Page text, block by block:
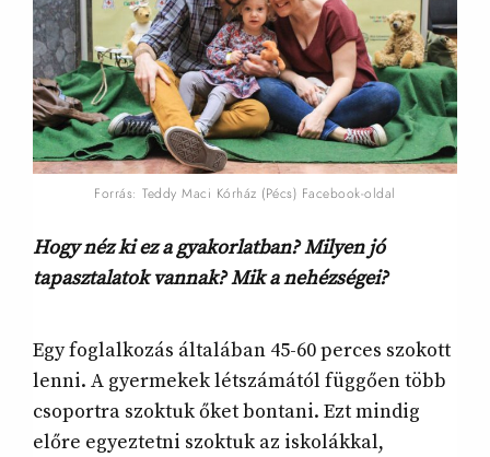
Forrás: Teddy Maci Kórház (Pécs) Facebook-oldal
Hogy néz ki ez a gyakorlatban? Milyen jó
tapasztalatok vannak? Mik a nehézségei?
Egy foglalkozás általában 45-60 perces szokott
lenni. A gyermekek létszámától függően több
csoportra szoktuk őket bontani. Ezt mindig
előre egyeztetni szoktuk az iskolákkal,